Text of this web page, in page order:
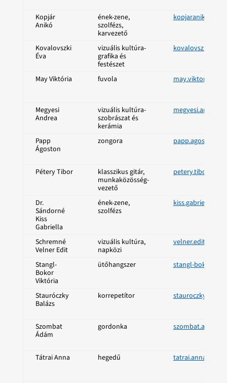
Kopjár
Anikó
ének-zene,
szolfézs,
karvezető
Kovalovszki
Éva
vizuális kultúra-
grafika és
festészet
May Viktória fuvola
Megyesi
Andrea
vizuális kultúra-
szobrászat és
kerámia
Papp
Ágoston
zongora
Pétery Tibor
klasszikus gitár,
munkaközösség-
vezető
Dr.
Sándorné
Kiss
Gabriella
ének-zene,
szolfézs
Schremné
Velner Edit
vizuális kultúra,
napközi
Stangl-
Bokor
Viktória
ütőhangszer stangl-
Stauróczky
Balázs
korrepetítor
Szombat
Ádám
gordonka
Tátrai Anna hegedű